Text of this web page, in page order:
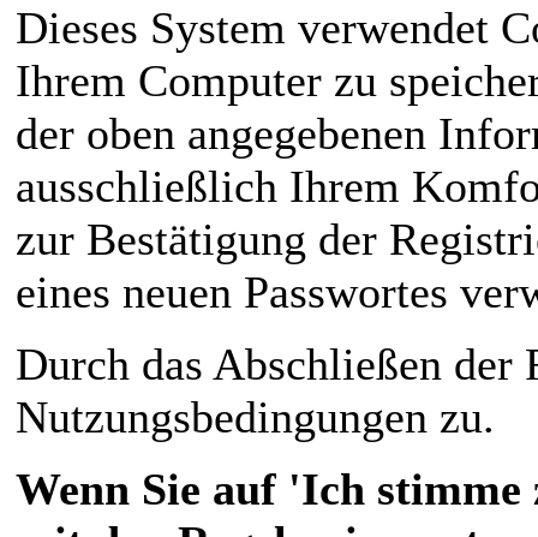
Dieses System verwendet
Ihrem Computer zu
der oben angegebenen
ausschließlich Ihrem
zur Bestätigung der
eines neuen Passwortes
Durch das Abschließen der
Nutzungsbedingungen zu.
Wenn Sie auf 'Ich